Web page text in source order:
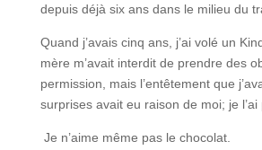
depuis déjà six ans dans le milieu du
Quand j’avais cinq ans, j’ai volé un
mère m’avait interdit de prendre des
permission, mais l’entêtement que
surprises avait eu raison de moi; je l’ai
Je n’aime même pas le chocolat.